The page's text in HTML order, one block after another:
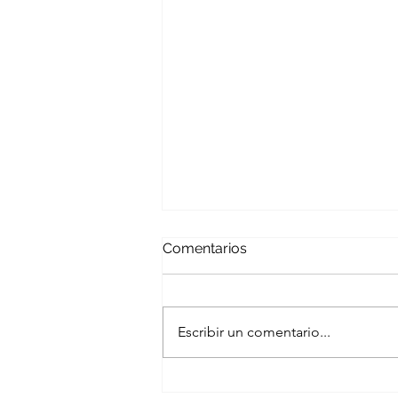
Comentarios
Escribir un comentario...